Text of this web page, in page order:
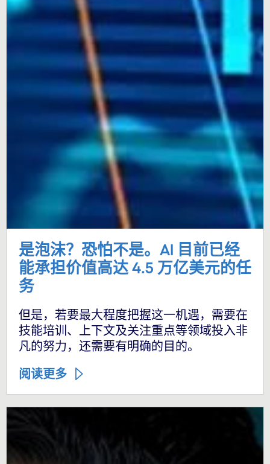
是泡沫？恐怕不是。AI 目前已经
能承担价值高达 4.5 万亿美元的任
务
但是，若要最大程度把握这一机遇，需要在
技能培训、上下文及关注重点等领域投入非
凡的努力，还需要有明确的目的。
阅读更多